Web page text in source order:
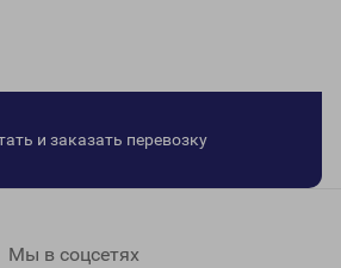
и заказать перевозку
Мы в соцсетях